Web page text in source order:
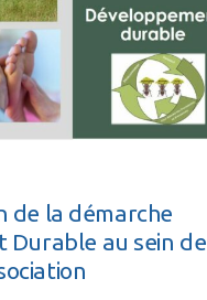
de la démarche
Durable au sein de